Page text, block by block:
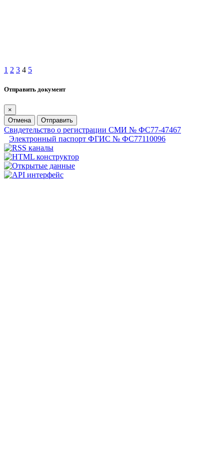
1 2 3 4 5
Отправить документ
×
Отмена
Отправить
Свидетельство о регистрации СМИ № ФС77-47467
Электронный паспорт ФГИС № ФС77110096